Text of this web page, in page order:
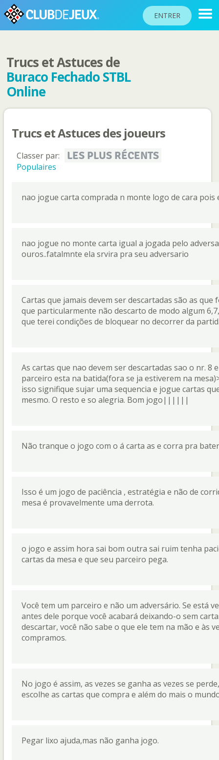
ENTRER
CLASSEMENTS
TOURNOIS
COMMUNAUTÉ
PASSEPORT
JOUER
Langue du site
Trucs et Astuces de
Buraco Fechado STBL
Online
Trucs et Astuces des joueurs
Classer par: LES PLUS RÉCENTS
Populaires
nao jogue carta comprada n monte logo de cara
nao jogue no monte carta igual a jogada pelo
ouros..fatalmnte ela srvira pra seu adversario
Cartas que jamais devem ser descartadas são as
que particularmente não descarto de modo algum
que terei condições de bloquear no decorrer da
As cartas que nao devem ser descartadas sao o nr. 8
parceiro esta na batida(fora se ja estiverem na
isso signifique sujar uma sequencia e jogue cartas
mesmo. O resto e so alegria. Bom jogo||||||
Não tranque o jogo com o á carta as e corra pra bater
Isso é um jogo de paciência , estratégia e não de
mesa é provavelmente uma derrota.
o jogo e assim hora sai bom outra sai ruim tenha
cartas da mesa e que seu parceiro pega.
Você tem um parceiro e não um adversário. Se está
antes dele porque você acabará deixando-o sem
descartar, você não sabe o que ele tem na mão e às
compramos.
No jogo é assim, as vezes se ganha as vezes se
escolhe as cartas que compra e além do mais o
Pegar lixo ajuda,mas não ganha jogo.